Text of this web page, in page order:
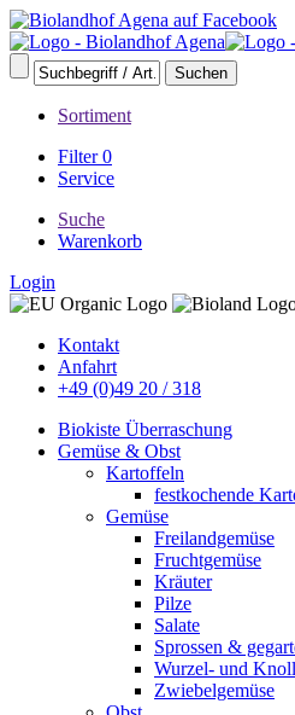
Sortiment
Filter 0
Service
Suche
Warenkorb
Login
Kontakt
Anfahrt
+49 (0)49 20 / 318
Biokiste Überraschung
Gemüse & Obst
Kartoffeln
festkochende
Gemüse
Freilandgemüse
Fruchtgemüse
Kräuter
Pilze
Salate
Sprossen &
Wurzel- und
Zwiebelgemüse